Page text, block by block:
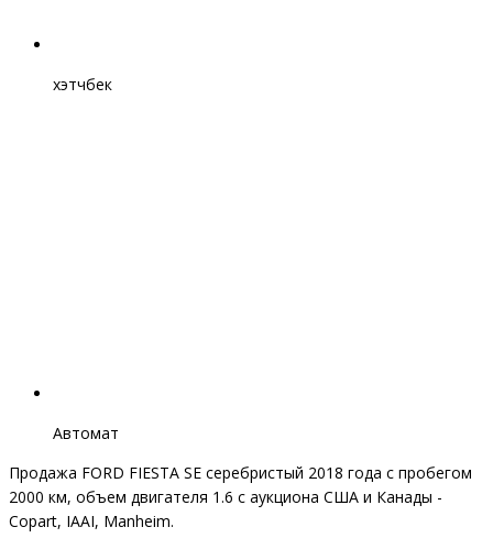
хэтчбек
Автомат
Продажа FORD FIESTA SE серебристый 2018 года с пробегом
2000 км, объем двигателя 1.6 с аукциона США и Канады -
Copart, IAAI, Manheim.